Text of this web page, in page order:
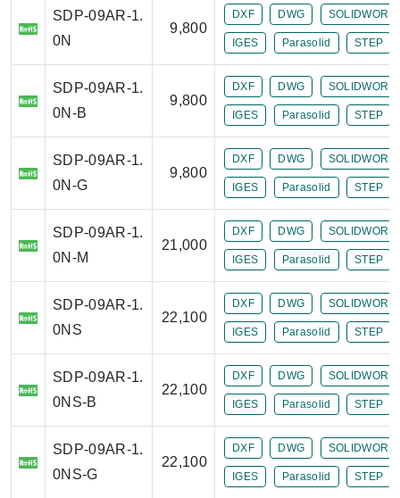
SDP-09AR-1.
0N
9,800
DXF DWG
IGES Parasolid STEP
SDP-09AR-1.
0N-B
9,800
DXF DWG
IGES Parasolid STEP
SDP-09AR-1.
0N-G
9,800
DXF DWG
IGES Parasolid STEP
SDP-09AR-1.
0N-M
21,000
DXF DWG
IGES Parasolid STEP
SDP-09AR-1.
0NS
22,100
DXF DWG
IGES Parasolid STEP
SDP-09AR-1.
0NS-B
22,100
DXF DWG
IGES Parasolid STEP
SDP-09AR-1.
0NS-G
22,100
DXF DWG
IGES Parasolid STEP